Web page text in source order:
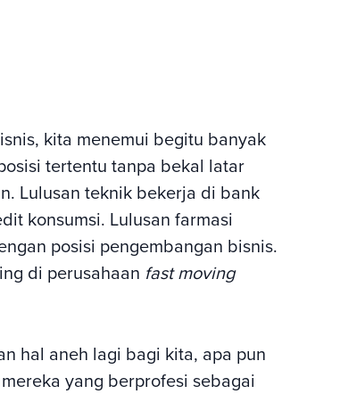
kita menemui begitu banyak
tertentu tanpa bekal latar
Lulusan teknik bekerja di bank
konsumsi. Lulusan farmasi
posisi pengembangan bisnis.
di perusahaan fast moving
hal aneh lagi bagi kita, apa pun
yang berprofesi sebagai